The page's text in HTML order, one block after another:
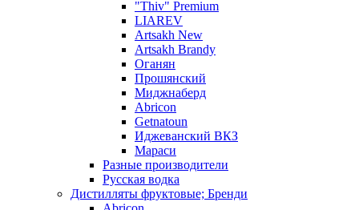
"Thiv" Premium
LIAREV
Artsakh New
Artsakh Brandy
Оганян
Прошянский
Миджнаберд
Abricon
Getnatoun
Иджеванский ВКЗ
Мараси
Разные производители
Русская водка
Дистилляты фруктовые; Бренди